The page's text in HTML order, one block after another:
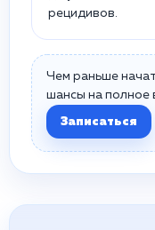
рецидивов.
Чем раньше
шансы на полное
Записаться